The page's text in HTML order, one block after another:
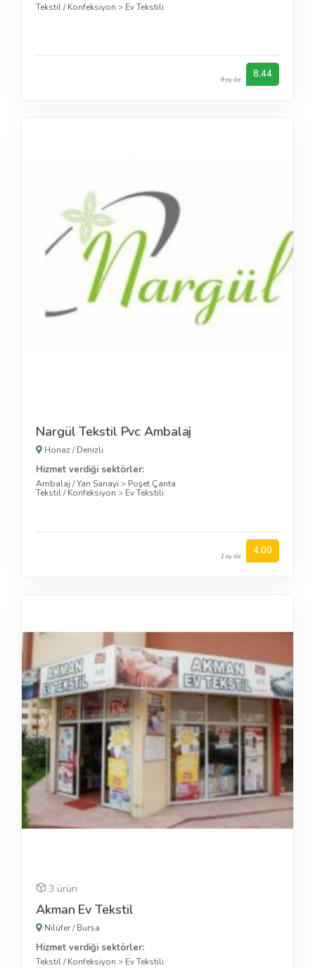
Tekstil / Konfeksiyon > Ev Tekstili
9 oy ile 8.44
Nargül Tekstil Pvc Ambalaj
Honaz/Denizli
Hizmet verdiği sektörler:
Ambalaj / Yan Sanayi > Poşet Çanta
Tekstil / Konfeksiyon > Ev Tekstili
1 oy ile 4.00
3 ürün
Akman Ev Tekstil
Nilüfer/Bursa
Hizmet verdiği sektörler:
Tekstil / Konfeksiyon > Ev Tekstili